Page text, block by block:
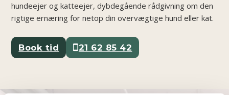
hundeejer og katteejer, dybdegående rådgivning om den
rigtige ernæring for netop din overvægtige hund eller kat.
Book tid 21 62 85 42